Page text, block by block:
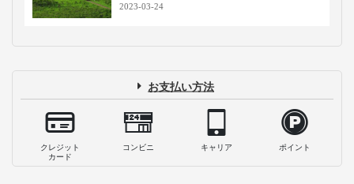
2023-03-24
お支払い方法
クレジット
カード
コンビニ キャリア ポイント